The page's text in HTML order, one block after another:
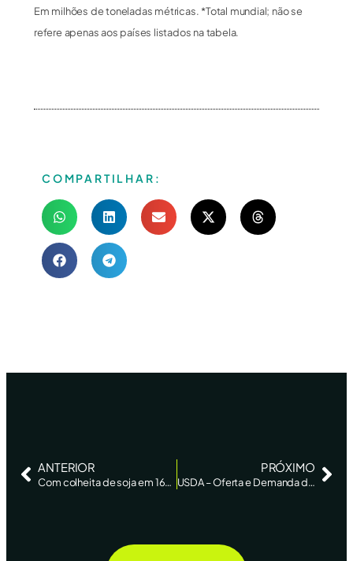
Em milhões de toneladas métricas. *Total mundial; não se
refere apenas aos países listados na tabela.
COMPARTILHAR:
ANTERIOR
Com colheita de soja em 16% no Brasil, RS segue como maior preocupação
PRÓXIMO
USDA – Oferta e Demanda de Milho